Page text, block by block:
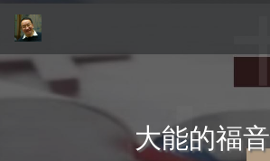
大能的福音